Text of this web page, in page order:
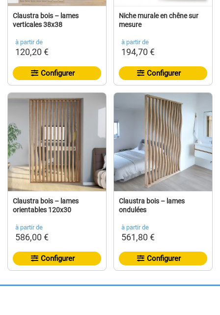
Claustra bois – lames
verticales 38x38
à partir de
120,20 €
Configurer
Niche murale en chêne sur
mesure
à partir de
194,70 €
Configurer
Claustra bois – lames
orientables 120x30
à partir de
586,00 €
Configurer
Claustra bois – lames
ondulées
à partir de
561,80 €
Configurer